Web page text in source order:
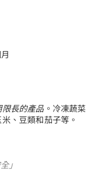
長的產品 。冷凍蔬菜
、豆類和茄子等。
」